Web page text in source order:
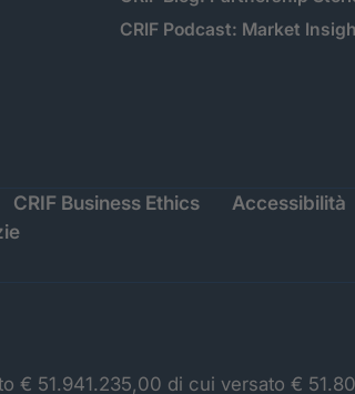
CRIF Podcast: Market
CRIF Business Ethics
Accessibilità
€ 51.941.235,00 di cui versato €